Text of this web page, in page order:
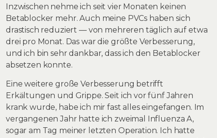
Inzwischen nehme ich seit vier Monaten keinen
Betablocker mehr. Auch meine PVCs haben sich
drastisch reduziert — von mehreren täglich auf etwa
drei pro Monat. Das war die größte Verbesserung,
und ich bin sehr dankbar, dass ich den Betablocker
absetzen konnte.
Eine weitere große Verbesserung betrifft
Erkältungen und Grippe. Seit ich vor fünf Jahren
krank wurde, habe ich mir fast alles eingefangen. Im
vergangenen Jahr hatte ich zweimal Influenza A,
sogar am Tag meiner letzten Operation. Ich hatte